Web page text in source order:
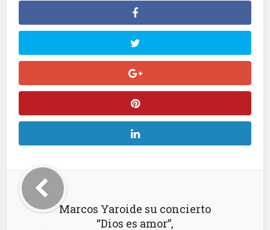
Marcos Yaroide su concierto
“Dios es amor”,